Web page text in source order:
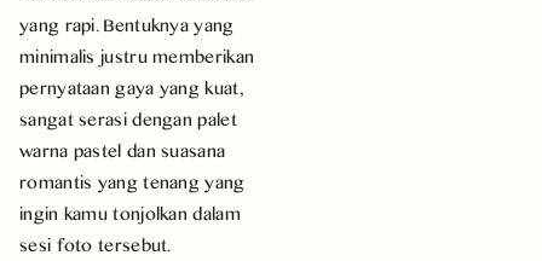
yang rapi. Bentuknya yang
minimalis justru memberikan
pernyataan gaya yang kuat,
sangat serasi dengan palet
warna pastel dan suasana
romantis yang tenang yang
ingin kamu tonjolkan dalam
sesi foto tersebut.